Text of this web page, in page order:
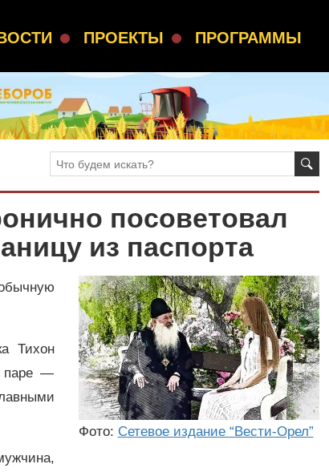
ПРОЕКТЫ ПРОГРАММЫ
посоветовал
из паспорта
Фото: Сетевое издание “Вести-Орел”
Тихон
паре —